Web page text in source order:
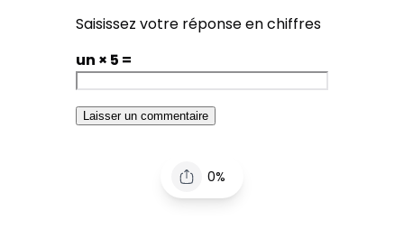
Saisissez votre réponse en chiffres
un × 5 =
0%